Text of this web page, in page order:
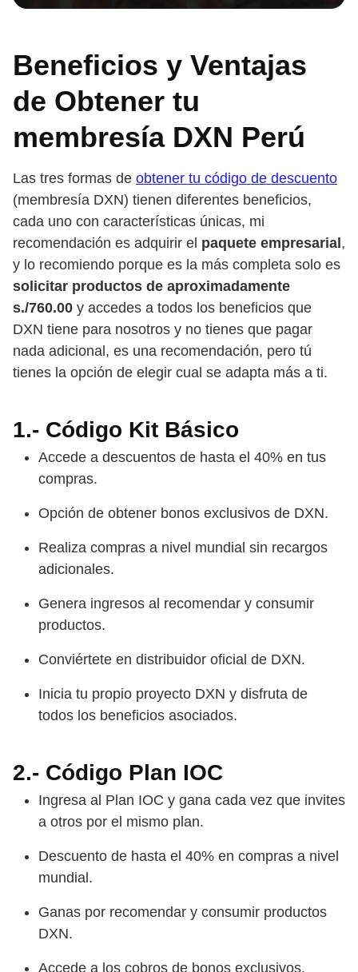
Beneficios y Ventajas
de Obtener tu
membresía DXN Perú
Las tres formas de obtener tu código de descuento
(membresía DXN) tienen diferentes beneficios,
cada uno con características únicas, mi
recomendación es adquirir el paquete empresarial ,
y lo recomiendo porque es la más completa solo es
solicitar productos de aproximadamente
s./760.00 y accedes a todos los beneficios que
DXN tiene para nosotros y no tienes que pagar
nada adicional, es una recomendación, pero tú
tienes la opción de elegir cual se adapta más a ti.
1.- Código Kit Básico
Accede a descuentos de hasta el 40% en tus
compras.
Opción de obtener bonos exclusivos de DXN.
Realiza compras a nivel mundial sin recargos
adicionales.
Genera ingresos al recomendar y consumir
productos.
Conviértete en distribuidor oficial de DXN.
Inicia tu propio proyecto DXN y disfruta de
todos los beneficios asociados.
2.- Código Plan IOC
Ingresa al Plan IOC y gana cada vez que invites
a otros por el mismo plan.
Descuento de hasta el 40% en compras a nivel
mundial.
Ganas por recomendar y consumir productos
DXN.
Accede a los cobros de bonos exclusivos.